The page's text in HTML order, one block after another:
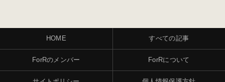
HOME すべての記事
ForRのメンバー ForRについて